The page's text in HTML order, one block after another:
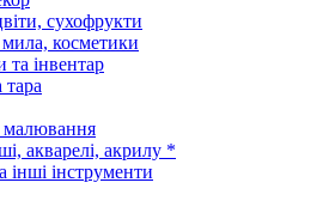
сухофрукти
косметики
та інвентар
акварелі, акрилу *
інші інструменти